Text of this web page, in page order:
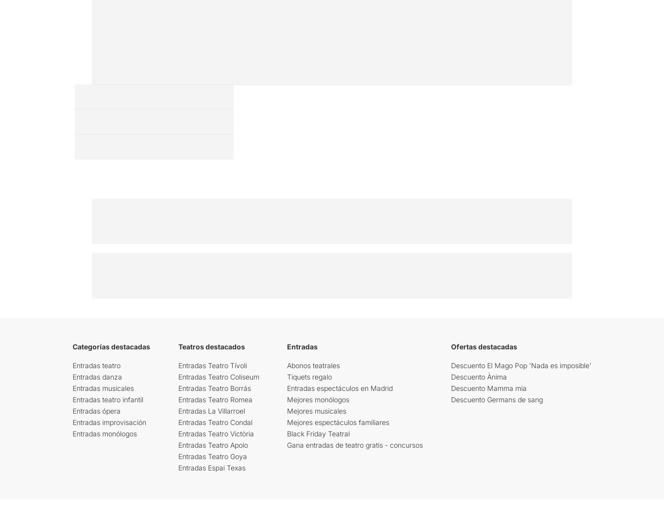
Categorías destacadas
Entradas teatro
Entradas danza
Entradas musicales
Entradas teatro infantil
Entradas ópera
Entradas improvisación
Entradas monólogos
Teatros destacados
Entradas Teatro Tívoli
Entradas Teatro Coliseum
Entradas Teatro Borrás
Entradas Teatro Romea
Entradas La Villarroel
Entradas Teatro Condal
Entradas Teatro Victòria
Entradas Teatro Apolo
Entradas Teatro Goya
Entradas Espai Texas
Entradas
Abonos teatrales
Tiquets regalo
Entradas espectáculos en Madrid
Mejores monólogos
Mejores musicales
Mejores espectáculos familiares
Black Friday Teatral
Gana entradas de teatro gratis - concursos
Ofertas destacadas
Descuento El Mago Pop 'Nada es imposible'
Descuento Ànima
Descuento Mamma mia
Descuento Germans de sang